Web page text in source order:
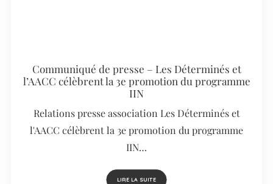
Communiqué de presse – Les Déterminés et
l’AACC célèbrent la 3e promotion du programme
IIN
Relations presse association Les Déterminés et
l'AACC célèbrent la 3e promotion du programme
IIN…
LIRE LA SUITE